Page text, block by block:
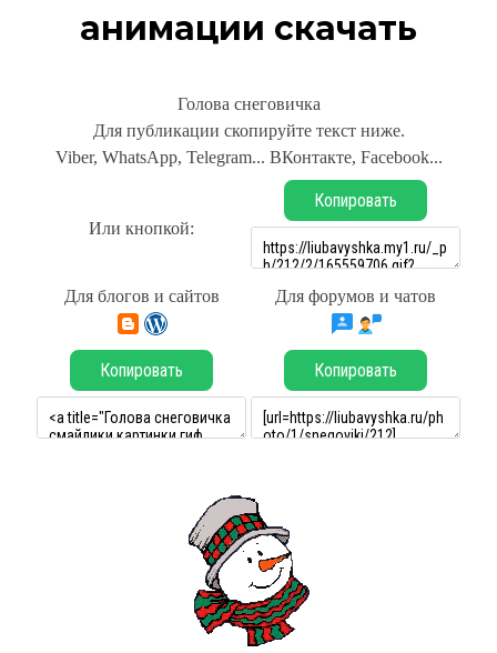
анимации скачать
Голова снеговичка
Для публикации скопируйте текст ниже.
Viber, WhatsApp, Telegram... ВКонтакте, Facebook...
Или кнопкой:
Копировать
Для блогов и сайтов Для форумов и чатов
Копировать Копировать